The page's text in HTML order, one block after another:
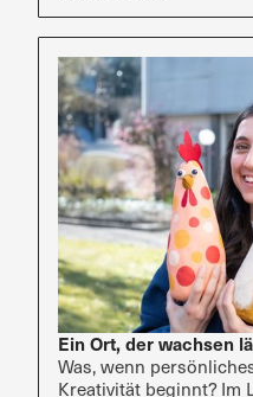
Ein Ort, der wachsen
Was, wenn
Kreativität beginnt? Im